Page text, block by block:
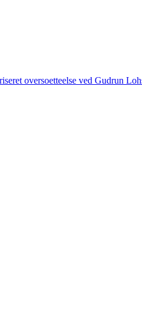
oversoetteelse ved Gudrun